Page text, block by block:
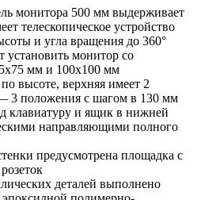
монитора 500 мм выдерживает
телескопическое устройство
и угла вращения до 360°
установить монитор со
мм и 100x100 мм
высоте, верхняя имеет 2
3 положения с шагом в 130 мм
клавиатуру и ящик в нижней
направляющими полного
предусмотрена площадка с
деталей выполнено